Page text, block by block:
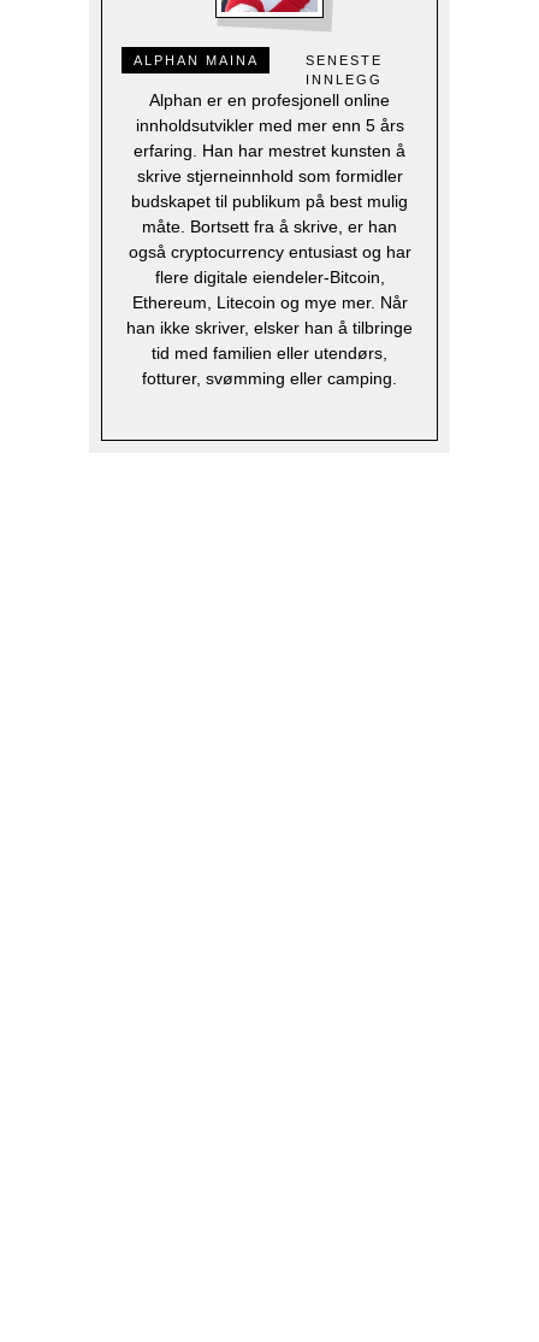
ALPHAN MAINA
SENESTE
INNLEGG
Alphan er en profesjonell online
innholdsutvikler med mer enn 5 års
erfaring. Han har mestret kunsten å
skrive stjerneinnhold som formidler
budskapet til publikum på best mulig
måte. Bortsett fra å skrive, er han
også cryptocurrency entusiast og har
flere digitale eiendeler-Bitcoin,
Ethereum, Litecoin og mye mer. Når
han ikke skriver, elsker han å tilbringe
tid med familien eller utendørs,
fotturer, svømming eller camping.